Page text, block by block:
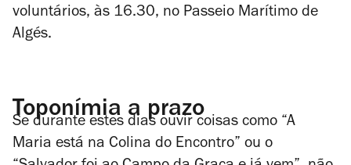
voluntários, às 16.30, no Passeio Marítimo de
Algés.
Toponímia a prazo
Se durante estes dias ouvir coisas como “A
Maria está na Colina do Encontro” ou o